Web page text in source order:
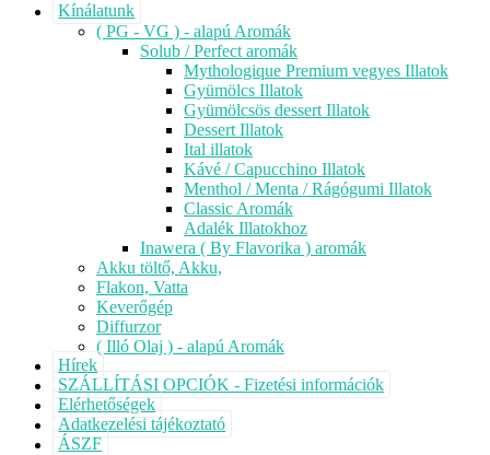
Kínálatunk
( PG - VG ) - alapú Aromák
Solub / Perfect aromák
Mythologique Premium vegyes Illatok
Gyümölcs Illatok
Gyümölcsös dessert Illatok
Dessert Illatok
Ital illatok
Kávé / Capucchino Illatok
Menthol / Menta / Rágógumi Illatok
Classic Aromák
Adalék Illatokhoz
Inawera ( By Flavorika ) aromák
Akku töltő, Akku,
Flakon, Vatta
Keverőgép
Diffurzor
( Illó Olaj ) - alapú Aromák
Hírek
SZÁLLÍTÁSI OPCIÓK - Fizetési információk
Elérhetőségek
Adatkezelési tájékoztató
ÁSZF